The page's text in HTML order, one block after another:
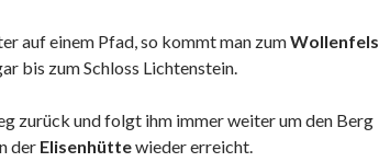
auf einem Pfad, so kommt man zumWollenfels
bis zum Schloss Lichtenstein.
zurück und folgt ihm immer weiter um den Berg
der Elisenhüttewieder erreicht.